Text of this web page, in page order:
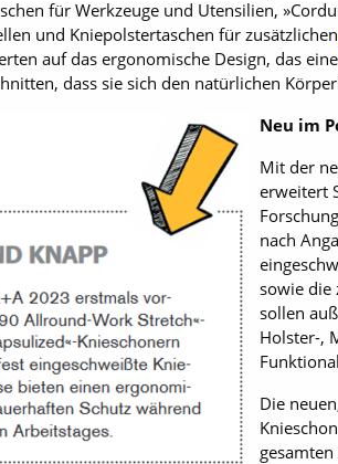
für Werkzeuge und Utensilien,
und Kniepolstertaschen für zusätzlichen
auf das ergonomische Design, das
dass sie sich den natürlichen
Neu im
Mit der
erweitert
nach
sowie die
sollen
Holster-,
Die